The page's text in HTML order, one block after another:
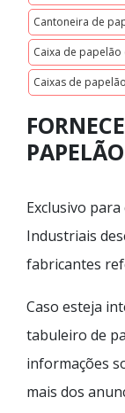
Cantoneira de
Caixa de
Caixas de
Exclusivo
Industriais
fabricantes
Caso esteja
tabuleiro de
informações
mais dos